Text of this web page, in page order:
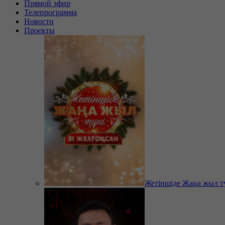
Прямой эфир
Телепрограмма
Новости
Проекты
Жетіншіде Жаңа жыл